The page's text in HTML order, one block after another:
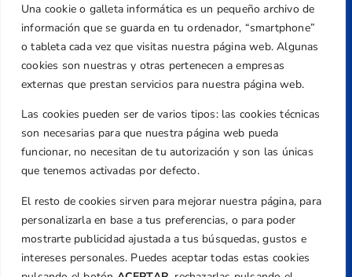
Una cookie o galleta informática es un pequeño archivo de
información que se guarda en tu ordenador, “smartphone”
o tableta cada vez que visitas nuestra página web. Algunas
cookies son nuestras y otras pertenecen a empresas
externas que prestan servicios para nuestra página web.
Las cookies pueden ser de varios tipos: las cookies técnicas
son necesarias para que nuestra página web pueda
funcionar, no necesitan de tu autorización y son las únicas
que tenemos activadas por defecto.
El resto de cookies sirven para mejorar nuestra página, para
personalizarla en base a tus preferencias, o para poder
mostrarte publicidad ajustada a tus búsquedas, gustos e
intereses personales. Puedes aceptar todas estas cookies
Dirección
Centre de L´Esport, Carrer d'Isaac Peral i
Caballero, Nº 5, Despachos 2 y 3, 46980,
Valencia
Teléfono
Email
federacion@golfcv.com
Aviso Legal